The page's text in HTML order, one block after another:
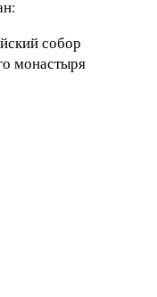
собор
монастыря